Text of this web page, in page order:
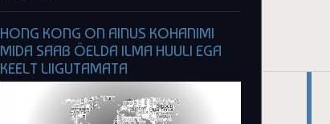
HONG KONG ON AINUS KOHANIMI
MIDA SAAB ÖELDA ILMA HUULI EGA
KEELT LIIGUTAMATA